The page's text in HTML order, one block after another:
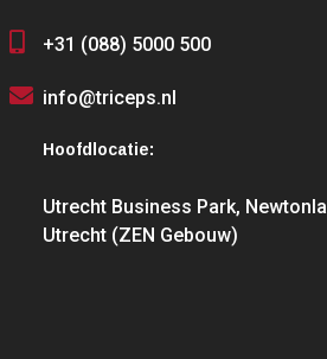
+31 (088) 5000 500
info@triceps.nl
Hoofdlocatie:
Utrecht Business Park,
Utrecht (ZEN Gebouw)